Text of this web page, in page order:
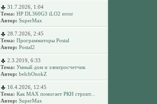
31.7.2026, 1:04
Тема: HP DL360G3 iLO2 error
Автор: SuperMax
28.7.2026, 2:45
Тема: Программаторы Postal
Автор: Postal2
2.3.2019, 6:33
Тема: Умный дом и электросчетчик
Автор: belchOnokZ
16.4.2026, 12:45
Тема: Как MAX помогает РКН строит...
Автор: SuperMax